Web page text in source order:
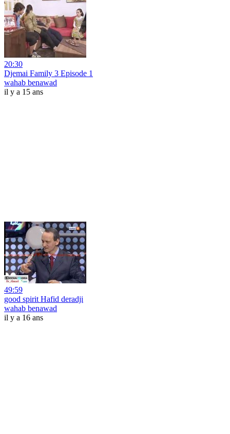
20:30
Djemai Family 3 Episode 1
wahab benawad
il y a 15 ans
49:59
good spirit Hafid deradji
wahab benawad
il y a 16 ans